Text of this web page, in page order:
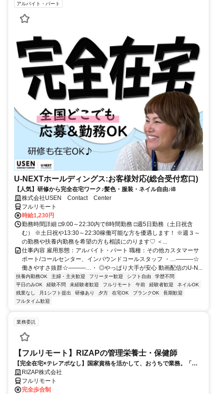
アルバイト・パート
U-NEXTホールディングス:お客様対応(総合受付窓口)
【人気】研修から完全在宅ワーク♪髪色・服装・ネイル自由♪i8
株式会社USEN Contact Center
フルリモート
時給1,230円
勤務時間詳細 □9:00～22:30内で8時間勤務 □週5日勤務（土日祝含
む） ※土日祝や13:30～22:30稼働可能な方を優遇します！ ※週３～
の勤務や扶養内勤務を希望の方も相談にのります♡ ＜...
仕事内容 雇用形態：アルバイト・パート 職種：その他カスタマーサ
ポート/コールセンター、インバウンドコールスタッフ ・…―――☆
働きやすさ抜群☆―――…・ ◎やっぱり大手が安心 動画配信のU-N...
扶養内勤務OK 主婦・主夫歓迎 フリーター歓迎 シフト自由
学歴不問
平日のみOK
経験不問 未経験者歓迎 フルリモート 午前 経験者歓迎
ネイルOK
残業なし
月1シフト提出 研修あり 夕方 在宅OK ブランクOK
長期歓迎
フルタイム歓迎
業務委託
【フルリモート】RIZAPの管理栄養士・保健師
【完全在宅×テレアポなし】国家資格を活かして、おうちで業務。「も
う一つの安心」を。主婦・Wワーカー活躍中！「平日の日中だけ」「夕
方以降の数時間だけ」など、生活リズムに合わせた時間調整が可能で
す。1件ごとの成果報酬型だから、頑張った分だけ手応えのある収入
RIZAP株式会社
フルリモート
完全歩合制